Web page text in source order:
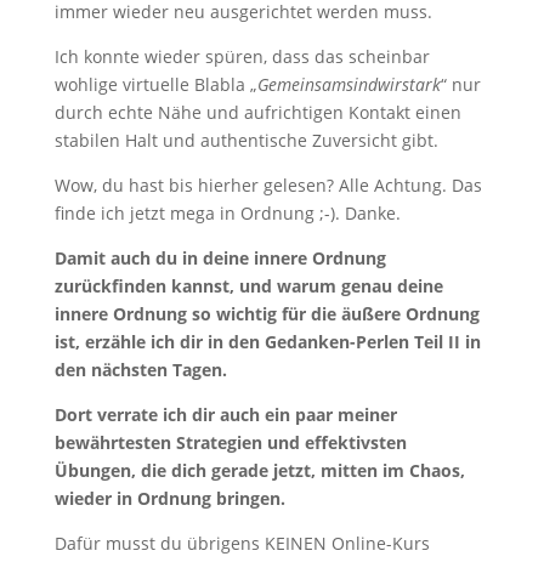
immer wieder neu ausgerichtet werden muss.
Ich konnte wieder spüren, dass das scheinbar
wohlige virtuelle Blabla „Gemeinsamsindwirstark“ nur
durch echte Nähe und aufrichtigen Kontakt einen
stabilen Halt und authentische Zuversicht gibt.
Wow, du hast bis hierher gelesen? Alle Achtung. Das
finde ich jetzt mega in Ordnung ;-). Danke.
Damit auch du in deine innere Ordnung
zurückfinden kannst, und warum genau deine
innere Ordnung so wichtig für die äußere Ordnung
ist, erzähle ich dir in den Gedanken-Perlen Teil II in
den nächsten Tagen.
Dort verrate ich dir auch ein paar meiner
bewährtesten Strategien und effektivsten
Übungen, die dich gerade jetzt, mitten im Chaos,
wieder in Ordnung bringen.
Dafür musst du übrigens KEINEN Online-Kurs